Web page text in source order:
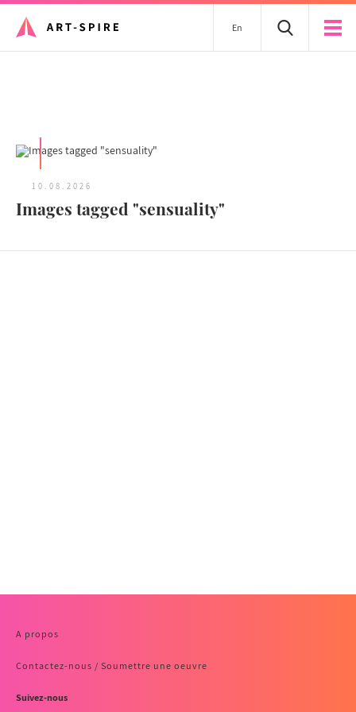
En
10.08.2026
Images tagged "sensuality"
A propos
Contactez-nous / Soumettre une oeuvre
Suivez-nous